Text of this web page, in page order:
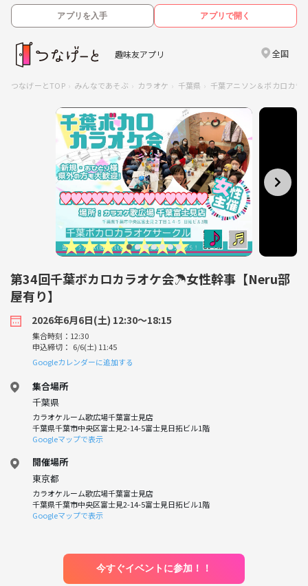
アプリを入手 アプリで開く
趣味友アプリ 全国
つなげーとTOP みんなであそぶ カラオケ 千葉県 千葉アニソン＆ボカロカ
第34回千葉ボカロカラオケ会☂️女性幹事【Neru部
屋有り】
2026年6月6日(土) 12:30〜18:15
集合時刻：12:30
申込締切： 6/6(土) 11:45
Googleカレンダーに追加する
集合場所
千葉県
カラオケルーム歌広場千葉富士見店
千葉県千葉市中央区富士見2-14-5富士見日拓ビル1階
Googleマップで表示
開催場所
東京都
カラオケルーム歌広場千葉富士見店
千葉県千葉市中央区富士見2-14-5富士見日拓ビル1階
Googleマップで表示
今すぐイベントに参加！！